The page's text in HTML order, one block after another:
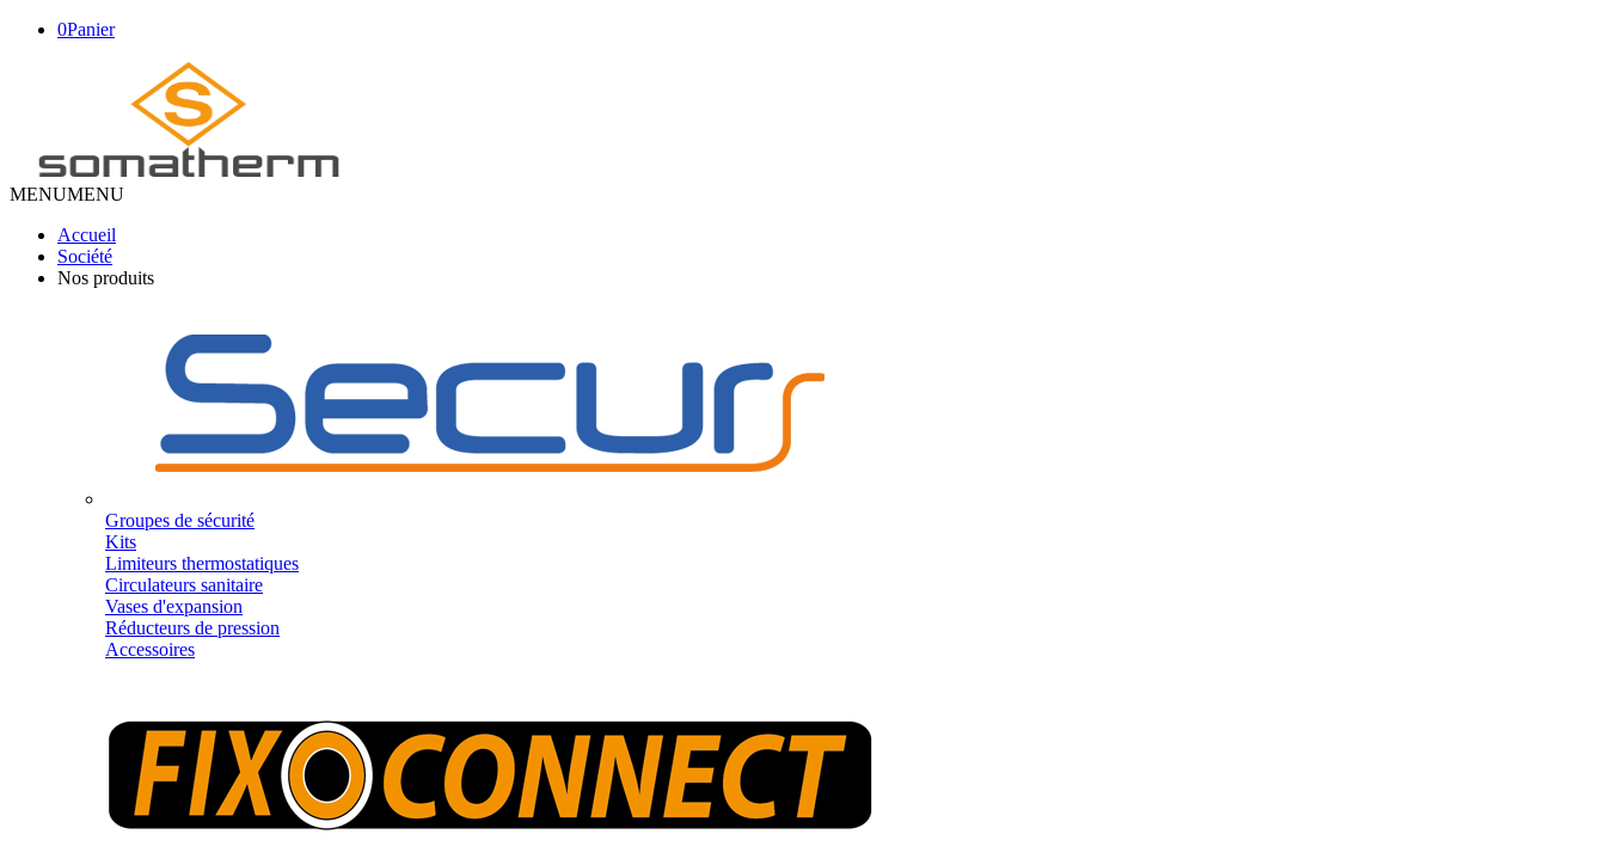
0Panier
MENUMENU
Accueil
Société
Nos produits
Groupes de sécurité
Kits
Limiteurs thermostatiques
Circulateurs sanitaire
Vases d'expansion
Réducteurs de pression
Accessoires